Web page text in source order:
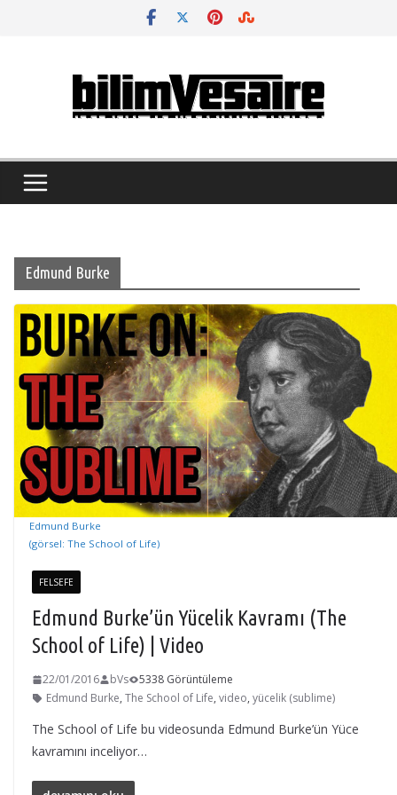
Edmund Burke
Edmund Burke
(görsel: The School of Life)
FELSEFE
Edmund Burke’ün Yücelik Kavramı (The
School of Life) | Video
22/01/2016 bVs
5338 Görüntüleme
Edmund Burke, The School of Life, video, yücelik (sublime)
The School of Life bu videosunda Edmund Burke’ün Yüce
kavramını inceliyor…